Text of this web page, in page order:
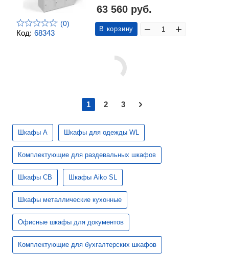
Код: 68343
(0)
63 560 руб.
В корзину
1 2 3
Шкафы А Шкафы для одежды WL
Комплектующие для раздевальных шкафов
Шкафы СВ Шкафы Aiko SL
Шкафы металлические кухонные
Офисные шкафы для документов
Комплектующие для бухгалтерских шкафов